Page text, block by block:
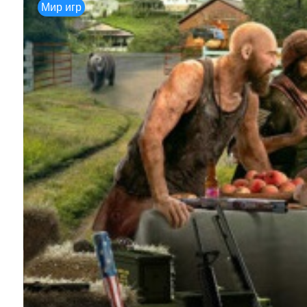
Мир игр